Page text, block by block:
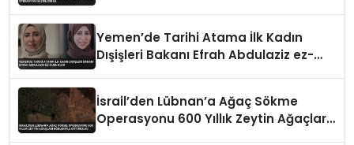
Yemen’de Tarihi Atama İlk Kadın
Dışişleri Bakanı Efrah Abdulaziz ez-
İsrail’den Lübnan’a Ağaç Sökme
Operasyonu 600 Yıllık Zeytin Ağaçları